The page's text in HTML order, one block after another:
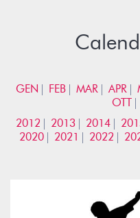
GEN FEB MAR APR
OTT
2012
2013 2014
2020
2021 2022